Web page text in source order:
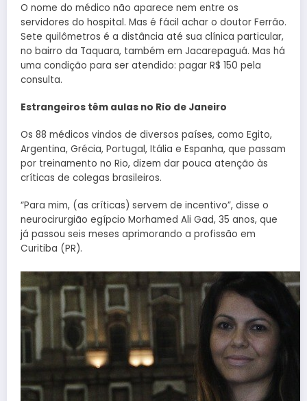
O nome do médico não aparece nem entre os
servidores do hospital. Mas é fácil achar o doutor Ferrão.
Sete quilômetros é a distância até sua clínica particular,
no bairro da Taquara, também em Jacarepaguá. Mas há
uma condição para ser atendido: pagar R$ 150 pela
consulta.
Estrangeiros têm aulas no Rio de Janeiro
Os 88 médicos vindos de diversos países, como Egito,
Argentina, Grécia, Portugal, Itália e Espanha, que passam
por treinamento no Rio, dizem dar pouca atenção às
críticas de colegas brasileiros.
“Para mim, (as críticas) servem de incentivo”, disse o
neurocirurgião egípcio Morhamed Ali Gad, 35 anos, que
já passou seis meses aprimorando a profissão em
Curitiba (PR).